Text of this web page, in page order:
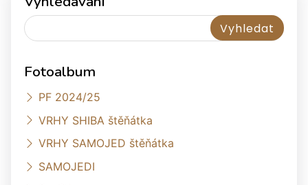
Fotoalbum
PF 2024/25
VRHY SHIBA štěňátka
VRHY SAMOJED štěňátka
SAMOJEDI